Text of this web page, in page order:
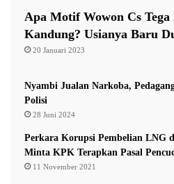
maraknya aksi pencurian kabel
sejumlah lampu penerangan
Menurutnya, Pemkot
pengawasan dengan memasang
CCTV di sejumlah titik yang
Apa Motif Wowon Cs
Kandung? Usianya Baru
20 Januari 2023
Nyambi Jualan Narkoba,
Polisi
28 Juni 2024
Perkara Korupsi Pembelian LNG
Minta KPK Terapkan Pasal
11 November 2021